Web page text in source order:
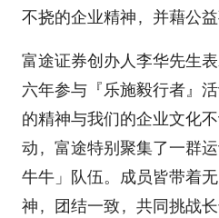
不挠的企业精神，并藉公益
富途证券创办人李华先生
六年参与『乐施毅行者』
的精神与我们的企业文化
动，富途特别聚集了一群
牛牛」队伍。成员皆带着
神，团结一致，共同挑战